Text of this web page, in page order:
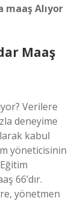
maaş Alıyor
Maaş
Verilere
deneyime
kabul
yöneticisinin
66’dır.
yönetmen